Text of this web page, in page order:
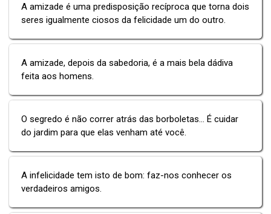
A amizade é uma predisposição recíproca que torna dois
seres igualmente ciosos da felicidade um do outro.
A amizade, depois da sabedoria, é a mais bela dádiva
feita aos homens.
O segredo é não correr atrás das borboletas... É cuidar
do jardim para que elas venham até você.
A infelicidade tem isto de bom: faz-nos conhecer os
verdadeiros amigos.